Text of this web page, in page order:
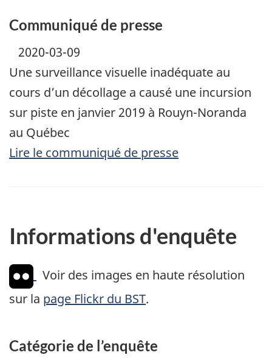
Communiqué de presse
2020-03-09
Une surveillance visuelle inadéquate au
cours d’un décollage a causé une incursion
sur piste en janvier 2019 à Rouyn-Noranda
au Québec
Lire le communiqué de presse
Informations d'enquête
Voir des images en haute résolution
sur la page Flickr du BST.
Catégorie de l’enquête